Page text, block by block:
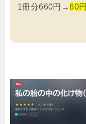
1冊分660円→60円